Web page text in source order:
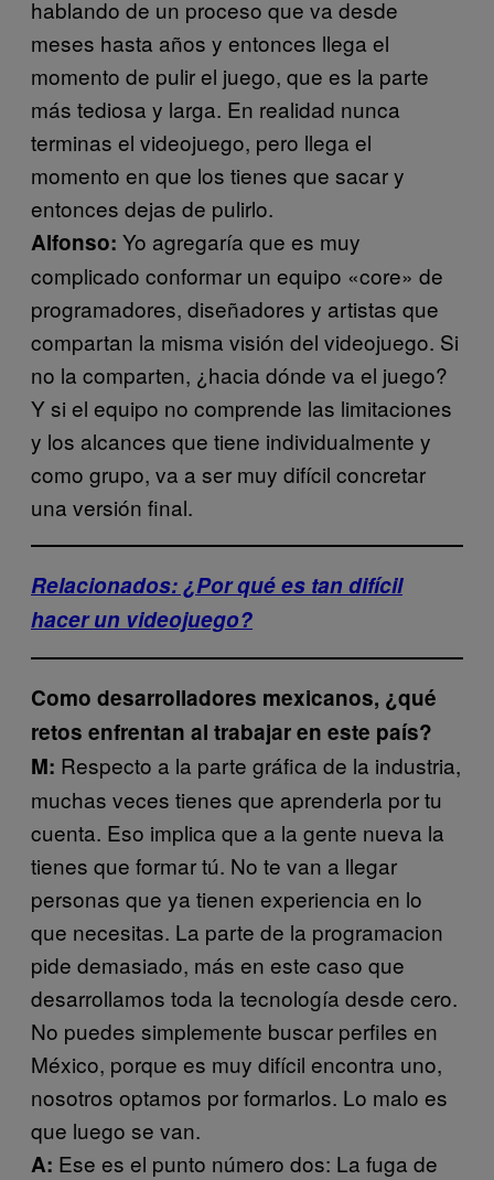
hablando de un proceso que va desde
meses hasta años y entonces llega el
momento de pulir el juego, que es la parte
más tediosa y larga. En realidad nunca
terminas el videojuego, pero llega el
momento en que los tienes que sacar y
entonces dejas de pulirlo.
Alfonso: Yo agregaría que es muy
complicado conformar un equipo «core» de
programadores, diseñadores y artistas que
compartan la misma visión del videojuego. Si
no la comparten, ¿hacia dónde va el juego?
Y si el equipo no comprende las limitaciones
y los alcances que tiene individualmente y
como grupo, va a ser muy difícil concretar
una versión final.
Relacionados: ¿Por qué es tan difícil
hacer un videojuego?
Como desarrolladores mexicanos, ¿qué
retos enfrentan al trabajar en este país?
M: Respecto a la parte gráfica de la industria,
muchas veces tienes que aprenderla por tu
cuenta. Eso implica que a la gente nueva la
tienes que formar tú. No te van a llegar
personas que ya tienen experiencia en lo
que necesitas. La parte de la programacion
pide demasiado, más en este caso que
desarrollamos toda la tecnología desde cero.
No puedes simplemente buscar perfiles en
México, porque es muy difícil encontra uno,
nosotros optamos por formarlos. Lo malo es
que luego se van.
A: Ese es el punto número dos: La fuga de